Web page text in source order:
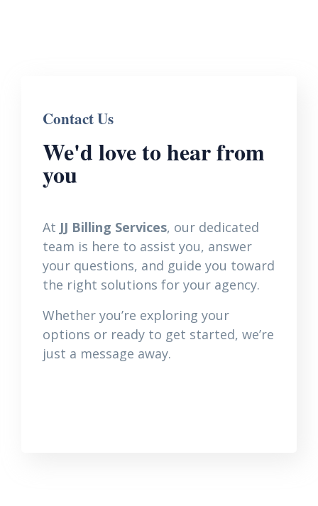
Contact Us
We'd love to hear from
you
At JJ Billing Services, our dedicated
team is here to assist you, answer
your questions, and guide you toward
the right solutions for your agency.
Whether you’re exploring your
options or ready to get started, we’re
just a message away.